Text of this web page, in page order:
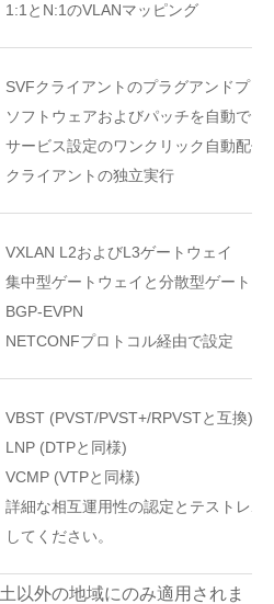
1:1とN:1のVLANマッピング
SVFクライアントのプラグアンドプレ
ソフトウェアおよびパッチを自動でク
サービス設定のワンクリック自動配信
クライアントの独立実行
VXLAN L2およびL3ゲートウェイ
集中型ゲートウェイと分散型ゲートウ
BGP-EVPN
NETCONFプロトコル経由で設定
VBST (PVST/PVST+/RPVSTと互換)
LNP (DTPと同様)
VCMP (VTPと同様)
詳細な相互運用性の認定とテストレポ
してください。
以外の地域にのみ適用されま